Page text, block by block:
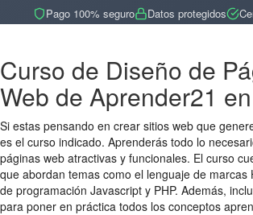
Pago 100% seguro Datos protegidos
Curso de Diseño de
Web de Aprender21
Si estas pensando en crear sitios web que
es el curso indicado. Aprenderás todo lo
páginas web atractivas y funcionales. El curso
que abordan temas como el lenguaje de marcas
de programación Javascript y PHP. Además,
para poner en práctica todos los conceptos